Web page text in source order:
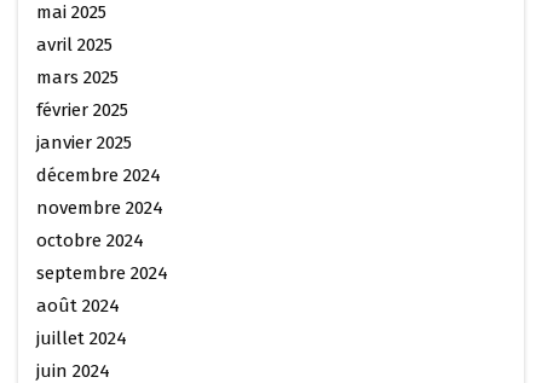
mai 2025
avril 2025
mars 2025
février 2025
janvier 2025
décembre 2024
novembre 2024
octobre 2024
septembre 2024
août 2024
juillet 2024
juin 2024